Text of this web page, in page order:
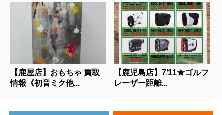
【鹿屋店】おもちゃ 買取
情報《初音ミク他...
【鹿児島店】7/11★ゴルフ
レーザー距離...